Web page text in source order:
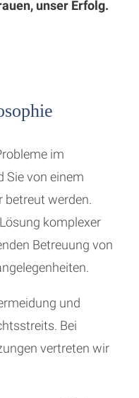
unser Erfolg.
im
Sie von einem
betreut werden.
komplexer
Betreuung von
und
Bei
vertreten wir